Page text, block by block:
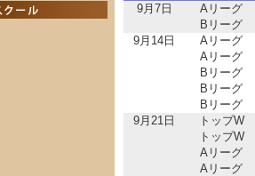
9月7日
Aリーグ
Bリーグ
9月14日
Aリーグ
Aリーグ
Bリーグ
Bリーグ
Bリーグ
9月21日
トップW
トップW
Aリーグ
Aリーグ